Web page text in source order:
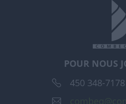
POUR NOUS
450 348-7178